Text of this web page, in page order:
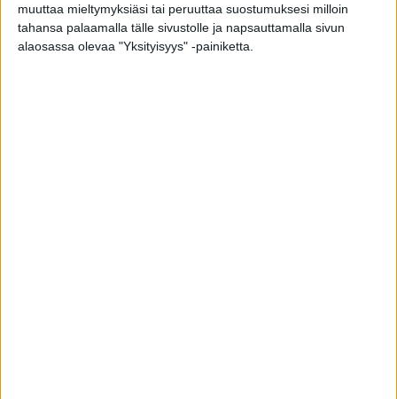
muuttaa mieltymyksiäsi tai peruuttaa suostumuksesi milloin
tahansa palaamalla tälle sivustolle ja napsauttamalla sivun
alaosassa olevaa "Yksityisyys" -painiketta.
Makuuhuoneiden ikkunoiksi on valittu sivusaranoidut
avattavat ikkunat, joissa yhdistyvät hyvä käytettävyys ja